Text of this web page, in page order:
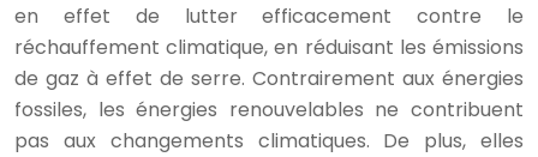
en effet de lutter efficacement contre le
réchauffement climatique, en réduisant les émissions
de gaz à effet de serre. Contrairement aux énergies
fossiles, les énergies renouvelables ne contribuent
pas aux changements climatiques. De plus, elles